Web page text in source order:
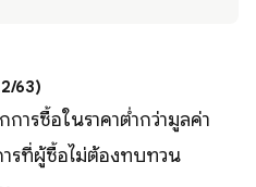
63)
การซื้อในราคาตํ่ากว่ามูลค่า
ารที่ผู้ซื้อไม่ต้องทบทวน